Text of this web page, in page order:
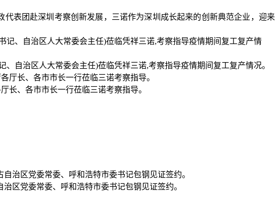
表团赴深圳考察创新发展，三诺作为深圳成长起来的创新典范企业，迎来
自治区人大常委会主任)莅临凭祥三诺,考察指导疫情期间复工复产情况。
长、各市市长一行莅临三诺考察指导。
区党委常委、呼和浩特市委书记包钢见证签约。